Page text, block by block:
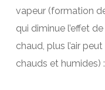
vapeur (formation
qui diminue l’effet
chaud, plus l’air
chauds et humides)